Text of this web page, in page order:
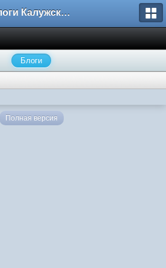
Блоги Калужского перекрестка
Блоги
Полная версия